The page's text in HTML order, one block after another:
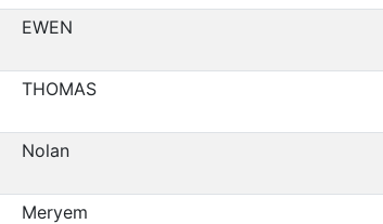
EWEN
THOMAS
Nolan
Meryem